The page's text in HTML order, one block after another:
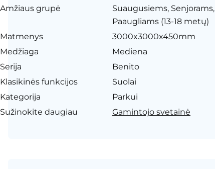
Amžiaus grupė
Suaugusiems, Senjorams,
Paaugliams (13-18 metų)
Matmenys
3000x3000x450mm
Medžiaga
Mediena
Serija
Benito
Klasikinės funkcijos
Suolai
Kategorija
Parkui
Sužinokite daugiau
Gamintojo svetainė